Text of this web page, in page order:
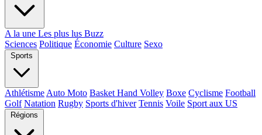
A la une Les plus lus Buzz
Sciences Politique Économie Culture Sexo
Sports
Athlétisme Auto Moto Basket Hand Volley Boxe Cyclisme Football
Golf Natation Rugby Sports d'hiver Tennis Voile Sport aux US
Régions